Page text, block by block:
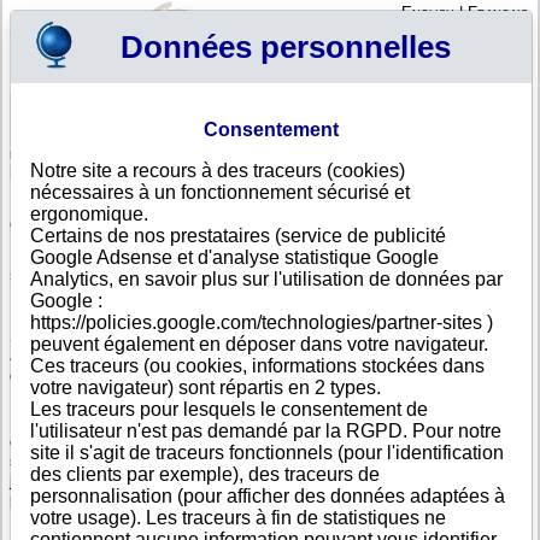
English|Français
Votre panier est vide
Afrique du Sud > Toutes villes
Liste d'entreprises sud-africaines dont le siège social
est à ERMELO
Recherchez une entreprise sud-africaine avec sa dénomination sociale,
son adresse ou son numéro de registre sud-africain.
Si votre entreprise exporte et vend à une clientèle sud-africaine, importe
auprès d'un fournisseur sud-africain, il est indispensable de vous assurer
de la solidité et de la fiabilité de vos partenaires en Afrique du Sud.
En Afrique, Info-clipper.com vous apporte toute l'information nécessaire à
cette évaluation notamment grâce au score de défaillance, au rating de
solvabilité, au calcul des délais de paiement constatés et au suivi
juridique des sociétés sud-africaines en ce qui concerne toutes les
procédures de redressement ou de liquidation en Afrique du Sud.
Données personnelles
Consentement
Notre site a recours à des traceurs (cookies)
nécessaires à un fonctionnement sécurisé et
ergonomique.
Certains de nos prestataires (service de publicité
Google Adsense et d'analyse statistique Google
Analytics, en savoir plus sur l'utilisation de données par
Google :
https://policies.google.com/technologies/partner-sites )
peuvent également en déposer dans votre navigateur.
Ces traceurs (ou cookies, informations stockées dans
votre navigateur) sont répartis en 2 types.
Les traceurs pour lesquels le consentement de
l'utilisateur n'est pas demandé par la RGPD. Pour notre
site il s'agit de traceurs fonctionnels (pour l'identification
des clients par exemple), des traceurs de
personnalisation (pour afficher des données adaptées à
votre usage). Les traceurs à fin de statistiques ne